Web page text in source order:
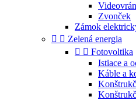
Zvonček
Zámok
  Zelená energia
  Fotovoltika
Istiace a
Káble a